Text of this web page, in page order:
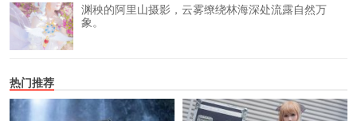
渊秧的阿里山摄影，云雾缭绕林海深处流露自然万
象。
热门推荐